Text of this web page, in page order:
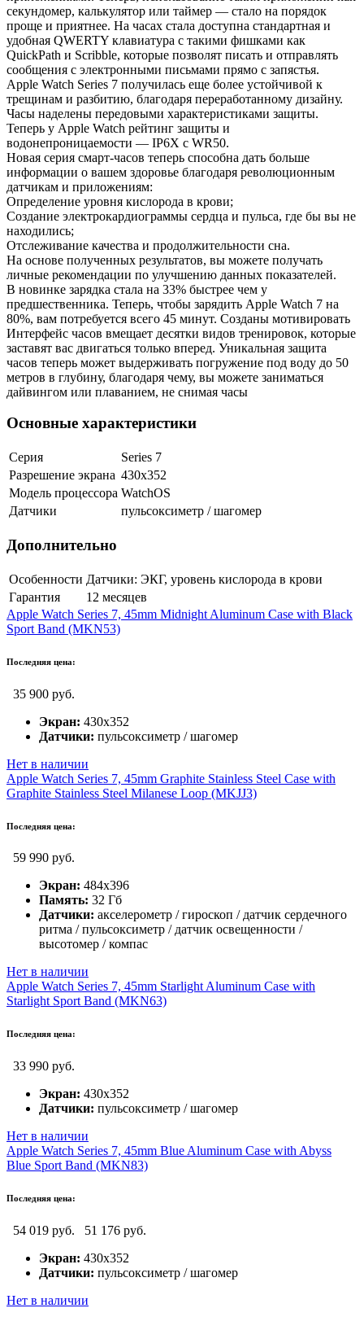
секундомер, калькулятор или таймер — стало на порядок
проще и приятнее. На часах стала доступна стандартная и
удобная QWERTY клавиатура с такими фишками как
QuickPath и Scribble, которые позволят писать и отправлять
сообщения с электронными письмами прямо с запястья.
Apple Watch Series 7 получилась еще более устойчивой к
трещинам и разбитию, благодаря переработанному дизайну.
Часы наделены передовыми характеристиками защиты.
Теперь у Apple Watch рейтинг защиты и
водонепроницаемости — IP6X с WR50.
Новая серия смарт-часов теперь способна дать больше
информации о вашем здоровье благодаря революционным
датчикам и приложениям:
Определение уровня кислорода в крови;
Создание электрокардиограммы сердца и пульса, где бы вы не
находились;
Отслеживание качества и продолжительности сна.
На основе полученных результатов, вы можете получать
личные рекомендации по улучшению данных показателей.
В новинке зарядка стала на 33% быстрее чем у
предшественника. Теперь, чтобы зарядить Apple Watch 7 на
80%, вам потребуется всего 45 минут. Созданы мотивировать
Интерфейс часов вмещает десятки видов тренировок, которые
заставят вас двигаться только вперед. Уникальная защита
часов теперь может выдерживать погружение под воду до 50
метров в глубину, благодаря чему, вы можете заниматься
дайвингом или плаванием, не снимая часы
Основные характеристики
Серия
Series 7
Разрешение экрана 430x352
Модель процессора WatchOS
Датчики
пульсоксиметр / шагомер
Дополнительно
Особенности Датчики: ЭКГ, уровень кислорода в крови
Гарантия
12 месяцев
Apple Watch Series 7, 45mm Midnight Aluminum Case with Black
Sport Band (MKN53)
Последняя цена:
35 900 руб.
Экран: 430x352
Датчики: пульсоксиметр / шагомер
Нет в наличии
Apple Watch Series 7, 45mm Graphite Stainless Steel Case with
Graphite Stainless Steel Milanese Loop (MKJJ3)
Последняя цена:
59 990 руб.
Экран: 484x396
Память: 32 Гб
Датчики: акселерометр / гироскоп / датчик сердечного
ритма / пульсоксиметр / датчик освещенности /
высотомер / компас
Нет в наличии
Apple Watch Series 7, 45mm Starlight Aluminum Case with
Starlight Sport Band (MKN63)
Последняя цена:
33 990 руб.
Экран: 430x352
Датчики: пульсоксиметр / шагомер
Нет в наличии
Apple Watch Series 7, 45mm Blue Aluminum Case with Abyss
Blue Sport Band (MKN83)
Последняя цена:
54 019 руб.
51 176 руб.
Экран: 430x352
Датчики: пульсоксиметр / шагомер
Нет в наличии